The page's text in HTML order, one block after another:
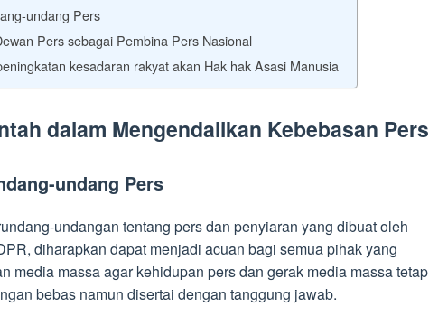
undang Pers
Pers sebagai Pembina Pers Nasional
kesadaran rakyat akan Hak hak Asasi Manusia
dalam Mengendalikan Kebebasan Pers
undang Pers
undangan tentang pers dan penyiaran yang dibuat oleh
diharapkan dapat menjadi acuan bagi semua pihak yang
media massa agar kehidupan pers dan gerak media massa tetap
bebas namun disertai dengan tanggung jawab.